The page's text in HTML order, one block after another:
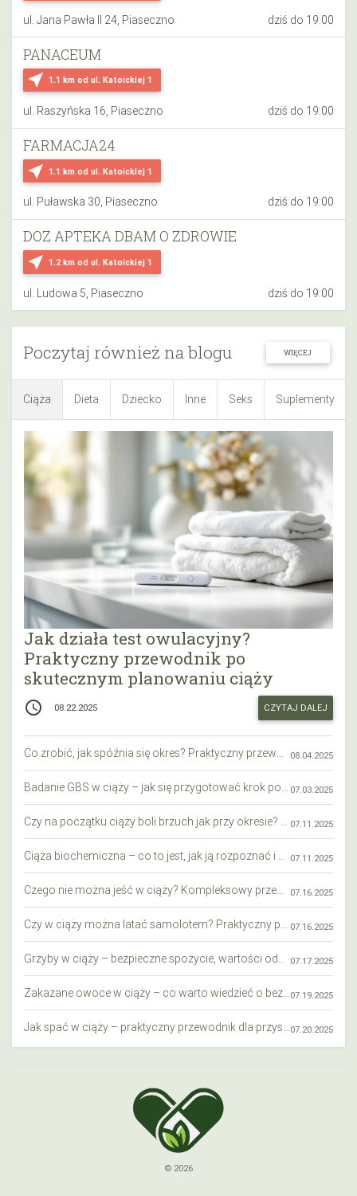
ul. Jana Pawła II 24, Piaseczno dziś do 19:00
near_me 1.1 km od ul. Katoickiej 1
PANACEUM
ul. Raszyńska 16, Piaseczno dziś do 19:00
near_me 1.1 km od ul. Katoickiej 1
FARMACJA24
ul. Puławska 30, Piaseczno dziś do 19:00
near_me 1.2 km od ul. Katoickiej 1
DOZ APTEKA DBAM O ZDROWIE
ul. Ludowa 5, Piaseczno dziś do 19:00
Poczytaj również na blogu WIĘCEJ
Ciąża Dieta Dziecko Inne Seks Suplementy
Jak działa test owulacyjny?
Praktyczny przewodnik po
skutecznym planowaniu ciąży
access_time 08.22.2025 CZYTAJ DALEJ
08.04.2025
07.03.2025
07.11.2025
07.11.2025
07.16.2025
07.16.2025
07.17.2025
07.19.2025
07.20.2025
© 2026